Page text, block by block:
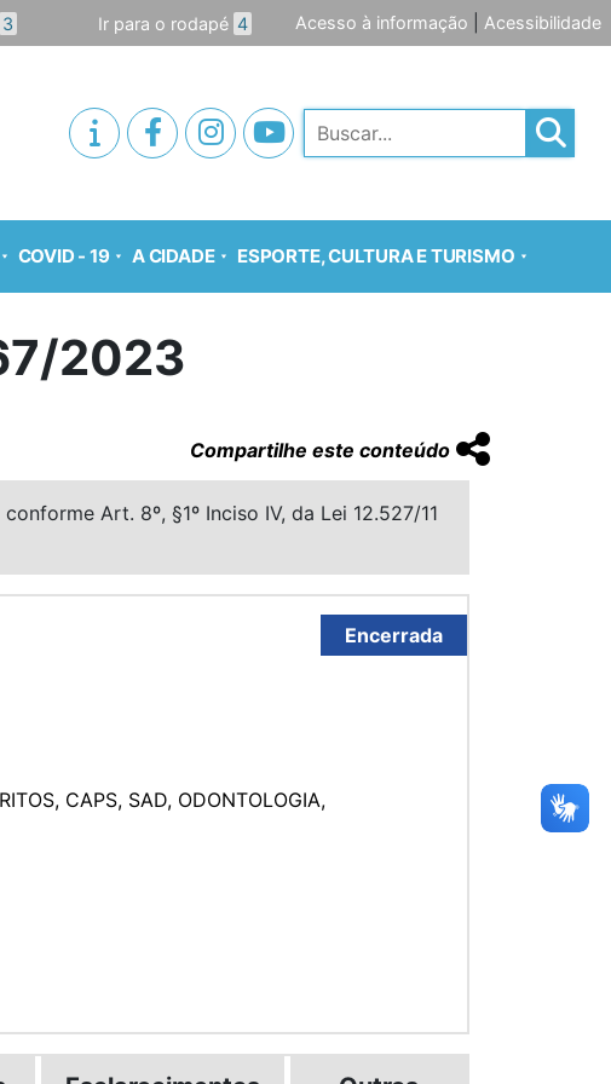
3 Ir para o rodapé 4 Acesso à informação Acessibilidade
Pesquisar
COVID - 19 A CIDADE ESPORTE, CULTURA E TURISMO
2023
Compartilhe este conteúdo
Art. 8º, §1º Inciso IV, da Lei 12.527/11
Encerrada
CAPS, SAD, ODONTOLOGIA,